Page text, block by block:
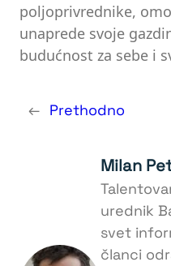
poljoprivrednike,
unaprede svoje
budućnost za sebe i
← Prethodno
Milan
urednik
svet
članci